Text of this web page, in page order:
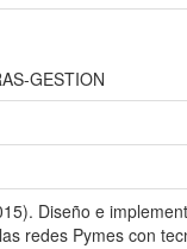
GESTION
Diseño e
redes Pymes con